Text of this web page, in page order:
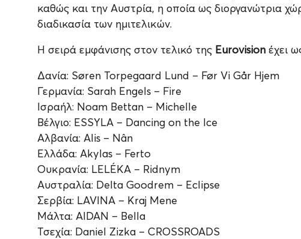
καθώς και την Αυστρία, η οποία ως διοργανώτρια
διαδικασία των ημιτελικών.
Η σειρά εμφάνισης στον τελικό της Eurovision έχει
Δανία: Søren Torpegaard Lund – Før Vi Går Hjem
Γερμανία: Sarah Engels – Fire
Ισραήλ: Noam Bettan – Michelle
Βέλγιο: ESSYLA – Dancing on the Ice
Αλβανία: Alis – Nân
Ελλάδα: Akylas – Ferto
Ουκρανία: LELÉKA – Ridnym
Αυστραλία: Delta Goodrem – Eclipse
Σερβία: LAVINA – Kraj Mene
Μάλτα: AIDAN – Bella
Τσεχία: Daniel Zizka – CROSSROADS